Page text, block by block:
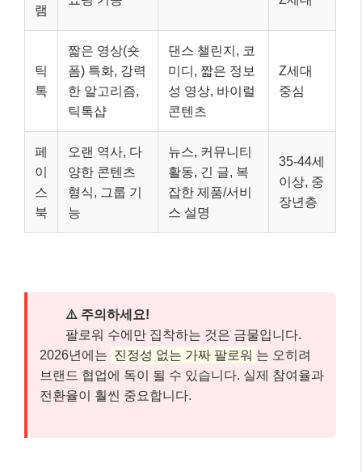
램
틱
톡
짧은 영상(숏
폼) 특화, 강력
한 알고리즘,
틱톡샵
댄스 챌린지, 코
미디, 짧은 정보
성 영상, 바이럴
콘텐츠
Z세대
중심
페
이
스
북
오랜 역사, 다
양한 콘텐츠
형식, 그룹 기
능
뉴스, 커뮤니티
활동, 긴 글, 복
잡한 제품/서비
스 설명
35-44세
이상, 중
장년층
⚠️ 주의하세요!
팔로워 수에만 집착하는 것은 금물입니다.
2026년에는 진정성 없는 가짜 팔로워 는 오히려
브랜드 협업에 독이 될 수 있습니다. 실제 참여율과
전환율이 훨씬 중요합니다.